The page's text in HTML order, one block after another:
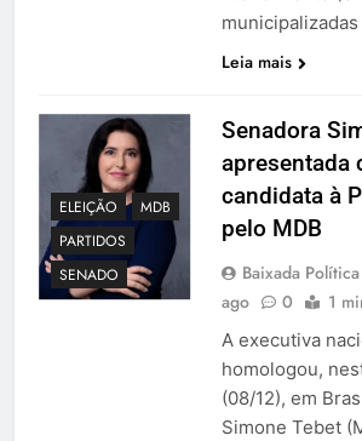
Leia mais
ELEIÇÃO
MDB
PARTIDOS
SENADO
Senadora
apresentada
candidata à
pelo MDB
Baixada Política
ago
0 1
A executiva
homologou,
(08/12), em
Simone Tebet